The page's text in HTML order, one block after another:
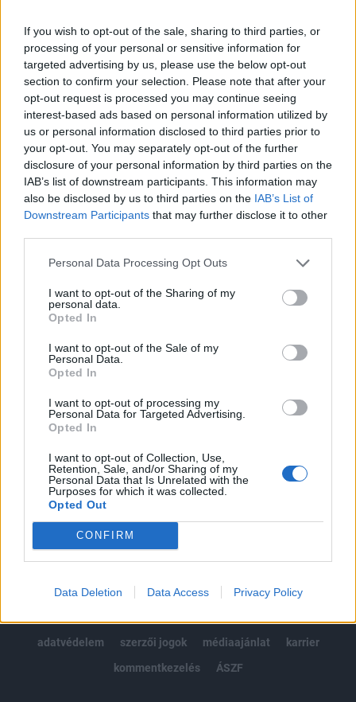
If you wish to opt-out of the sale, sharing to third parties, or
processing of your personal or sensitive information for
targeted advertising by us, please use the below opt-out
section to confirm your selection. Please note that after your
opt-out request is processed you may continue seeing
interest-based ads based on personal information utilized by
us or personal information disclosed to third parties prior to
your opt-out. You may separately opt-out of the further
disclosure of your personal information by third parties on the
IAB’s list of downstream participants. This information may
also be disclosed by us to third parties on the IAB’s List of
Downstream Participants that may further disclose it to other
Personal Data Processing Opt Outs
I want to opt-out of the Sharing of my
personal data.
Opted In
I want to opt-out of the Sale of my
Personal Data.
Opted In
I want to opt-out of processing my
Personal Data for Targeted Advertising.
Opted In
I want to opt-out of Collection, Use,
Retention, Sale, and/or Sharing of my
Personal Data that Is Unrelated with the
Purposes for which it was collected.
Opted Out
CONFIRM
Data Deletion Data Access Privacy Policy
Trendon Shavers 2011-ben megalapította a Bitcoin
Savings and Trust névre keresztelt alapot, amely a
befektetőknek heti (!) 7 százalékos hozamot ígért a Bitcoin
piaci arbitrázs tevékenységéből. Az arbitrázs alatt az alap
kezelői azt értették, hogy olyan magánembereknek adnak
el Bitcoint, akik titokban szeretnének hozzájutni a virtuális
pénzhez. Mi is az a Bitcoin? A Bitcoin (BTC)...
KEDVES OLVASÓNK!
A keresett cikk a portfolio.hu hírarchívumához
tartozik, melynek olvasása előfizetéses
Az előfizetés a következőket tartalmazza:
Kötéslisták: BÉT elmúlt 2 év napon belüli
kötéslistái
Előfizetés
MÁR ELŐFIZETŐNK VAGY?BEJELENTKEZÉS
© 2026 Portfolio
adatvédelem
szerzői jogok médiaajánlat
karrier
kommentkezelés
ÁSZF